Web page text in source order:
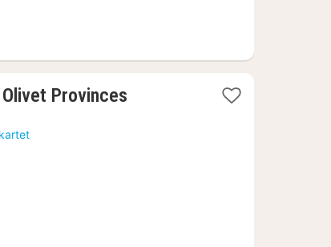
Provinces